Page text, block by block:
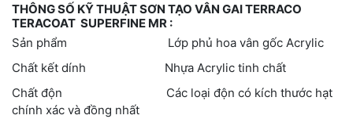
THÔNG SỐ KỸ THUẬTSƠN TẠO VÂN GAI TERRACO
TERACOAT SUPERFINE MR :
Sản phẩm Lớp phủ hoa vân gốc Acrylic
Chất kết dính Nhựa Acrylic tinh chất
Chất độn Các loại độn có kích thước hạt
chính xác và đồng nhất